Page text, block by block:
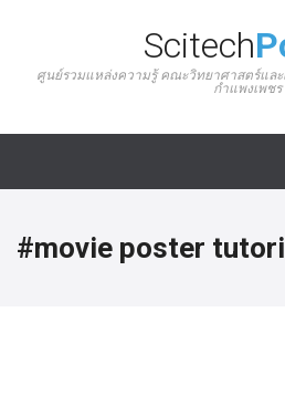
Scitech
ศูนย์รวมแหล่งความรู้ คณะวิทยาศาสตร์แล
กำแพงเพชร
#movie poster